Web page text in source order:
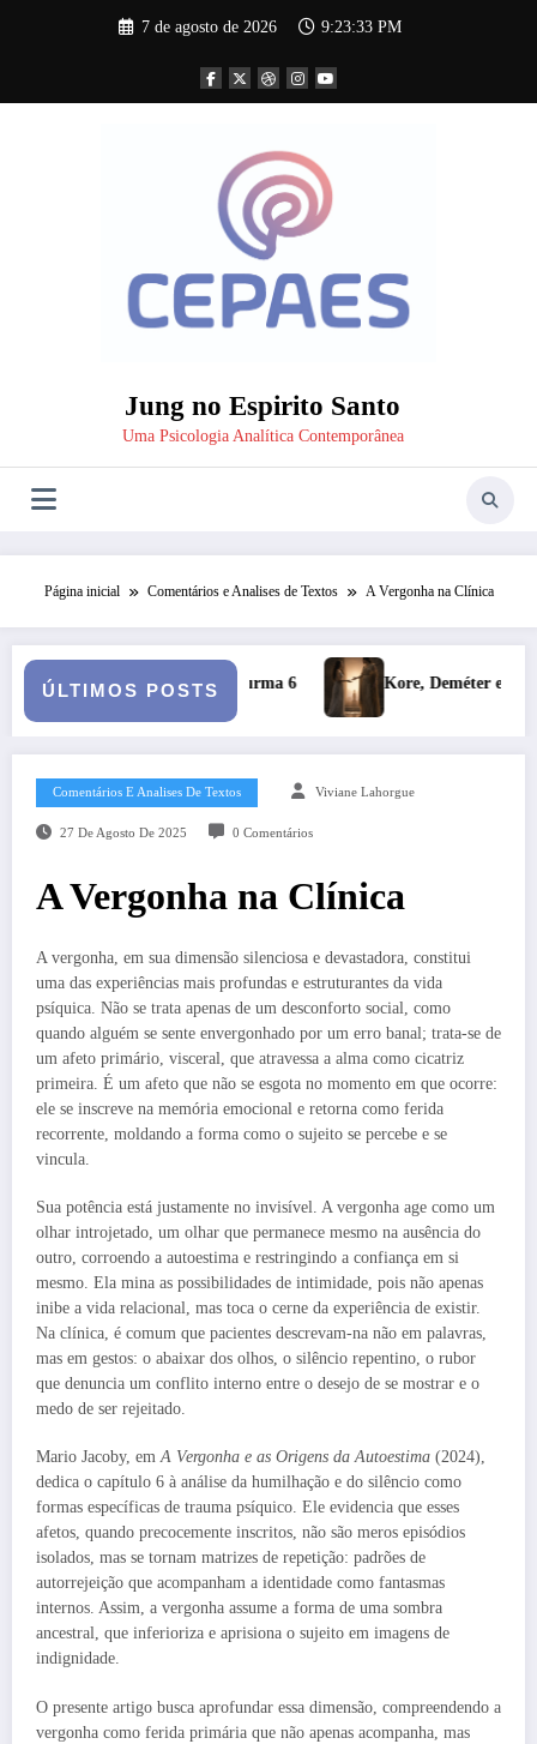
7 de agosto de 2026 9:23:34 PM
Jung no Espirito Santo
Uma Psicologia Analítica Contemporânea
Página inicial Comentários e Analises de Textos A Vergonha na Clínica
ÚLTIMOS POSTS
Kore, Deméter e o inverno: a fertilidade das profundezas
Comentários E Analises De Textos Viviane Lahorgue
27 De Agosto De 2025 0 Comentários
A Vergonha na Clínica
A vergonha, em sua dimensão silenciosa e devastadora, constitui
uma das experiências mais profundas e estruturantes da vida
psíquica. Não se trata apenas de um desconforto social, como
quando alguém se sente envergonhado por um erro banal; trata-se de
um afeto primário, visceral, que atravessa a alma como cicatriz
primeira. É um afeto que não se esgota no momento em que ocorre:
ele se inscreve na memória emocional e retorna como ferida
recorrente, moldando a forma como o sujeito se percebe e se
vincula.
Sua potência está justamente no invisível. A vergonha age como um
olhar introjetado, um olhar que permanece mesmo na ausência do
outro, corroendo a autoestima e restringindo a confiança em si
mesmo. Ela mina as possibilidades de intimidade, pois não apenas
inibe a vida relacional, mas toca o cerne da experiência de existir.
Na clínica, é comum que pacientes descrevam-na não em palavras,
mas em gestos: o abaixar dos olhos, o silêncio repentino, o rubor
que denuncia um conflito interno entre o desejo de se mostrar e o
medo de ser rejeitado.
Mario Jacoby, emA Vergonha e as Origens da Autoestima (2024),
dedica o capítulo 6 à análise da humilhação e do silêncio como
formas específicas de trauma psíquico. Ele evidencia que esses
afetos, quando precocemente inscritos, não são meros episódios
isolados, mas se tornam matrizes de repetição: padrões de
autorrejeição que acompanham a identidade como fantasmas
internos. Assim, a vergonha assume a forma de uma sombra
ancestral, que inferioriza e aprisiona o sujeito em imagens de
indignidade.
O presente artigo busca aprofundar essa dimensão, compreendendo a
vergonha como ferida primária que não apenas acompanha, mas